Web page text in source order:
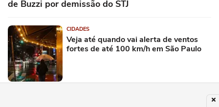
de Buzzi por demissão do STJ
CIDADES
Veja até quando vai alerta de ventos
fortes de até 100 km/h em São Paulo